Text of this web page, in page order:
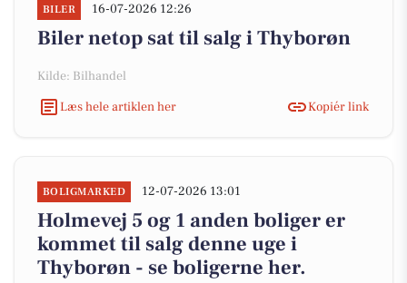
BILER 16-07-2026 12:26
Biler netop sat til salg i Thyborøn
Kilde: Bilhandel
Læs hele artiklen her
Kopiér link
BOLIGMARKED 12-07-2026 13:01
Holmevej 5 og 1 anden boliger er
kommet til salg denne uge i
Thyborøn - se boligerne her.